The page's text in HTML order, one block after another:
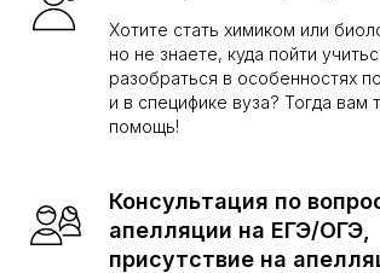
Хотите стать химиком или
но не знаете, куда пойти
разобраться в особенностях
и в специфике вуза? Тогда вам
помощь!
Консультация по
апелляции на ЕГЭ/ОГЭ,
присутствие на